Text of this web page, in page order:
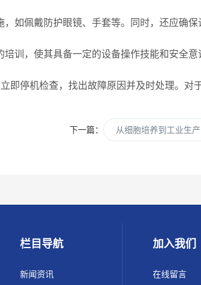
佩戴防护眼镜、手套等。同时，还应确保
，使其具备一定的设备操作技能和安全意
停机检查，找出故障原因并及时处理。对
下一篇： 从细胞培养到工业生
栏目导航
新闻资讯
加入我们
在线留言